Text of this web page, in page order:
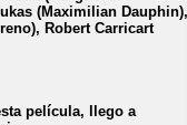
(Maximilian Dauphin),
Robert Carricart
película, llego a